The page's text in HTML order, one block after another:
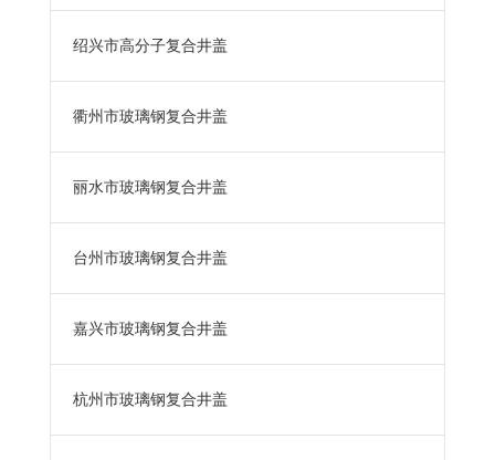
绍兴市高分子复合井盖
衢州市玻璃钢复合井盖
丽水市玻璃钢复合井盖
台州市玻璃钢复合井盖
嘉兴市玻璃钢复合井盖
杭州市玻璃钢复合井盖